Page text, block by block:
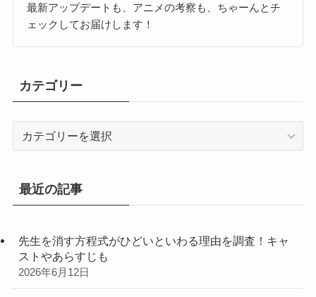
最新アップデートも、アニメの考察も、ちゃーんとチ
ェックしてお届けします！
カテゴリー
リ
最近の記事
先生を消す方程式がひどいといわる理由を調査！キャ
ストやあらすじも
2026年6月12日